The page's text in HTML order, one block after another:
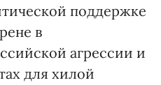
поддержке
в
агрессии и
для хилой